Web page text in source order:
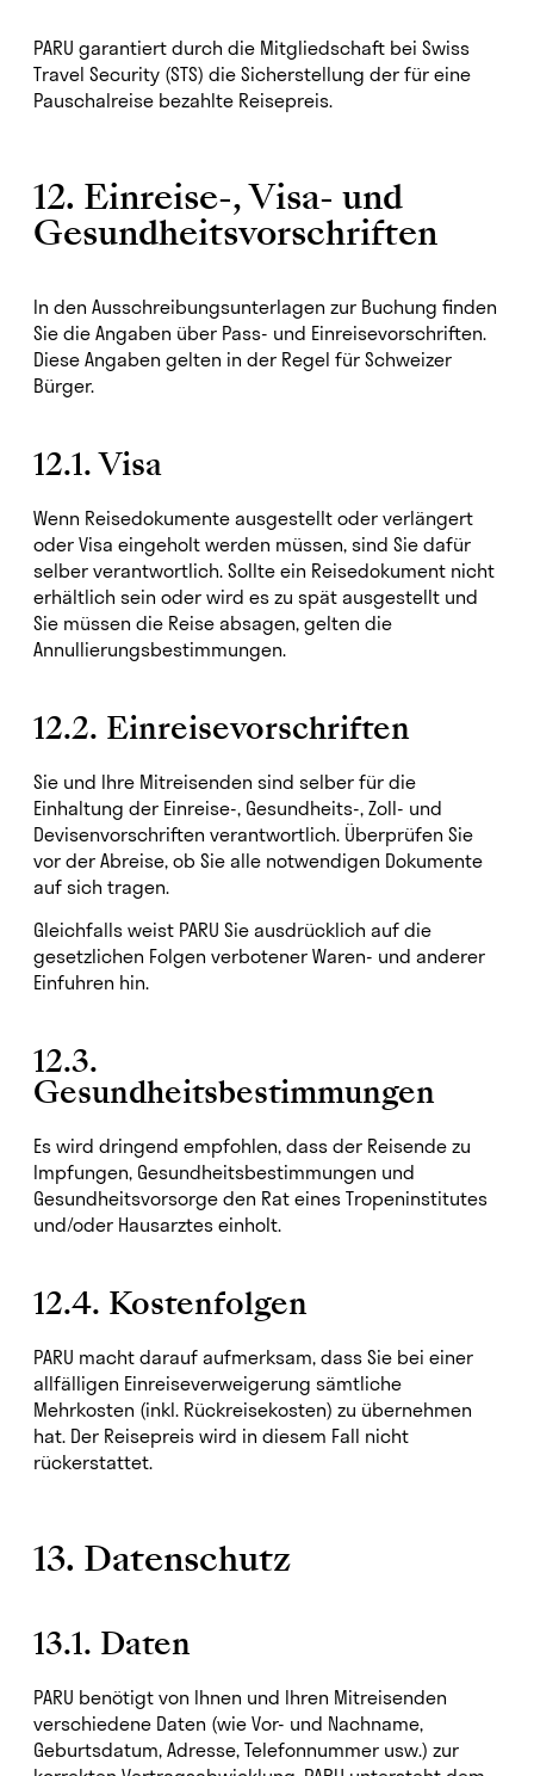
PARU garantiert durch die Mitgliedschaft bei Swiss
Travel Security (STS) die Sicherstellung der für eine
Pauschalreise bezahlte Reisepreis.
12. Einreise-, Visa- und
Gesundheitsvorschriften
In den Ausschreibungsunterlagen zur Buchung finden
Sie die Angaben über Pass- und Einreisevorschriften.
Diese Angaben gelten in der Regel für Schweizer
Bürger.
12.1. Visa
Wenn Reisedokumente ausgestellt oder verlängert
oder Visa eingeholt werden müssen, sind Sie dafür
selber verantwortlich. Sollte ein Reisedokument nicht
erhältlich sein oder wird es zu spät ausgestellt und
Sie müssen die Reise absagen, gelten die
Annullierungsbestimmungen.
12.2. Einreisevorschriften
Sie und Ihre Mitreisenden sind selber für die
Einhaltung der Einreise-, Gesundheits-, Zoll- und
Devisenvorschriften verantwortlich. Überprüfen Sie
vor der Abreise, ob Sie alle notwendigen Dokumente
auf sich tragen.
Gleichfalls weist PARU Sie ausdrücklich auf die
gesetzlichen Folgen verbotener Waren- und anderer
Einfuhren hin.
12.3.
Gesundheitsbestimmungen
Es wird dringend empfohlen, dass der Reisende zu
Impfungen, Gesundheitsbestimmungen und
Gesundheitsvorsorge den Rat eines Tropeninstitutes
und/oder Hausarztes einholt.
12.4. Kostenfolgen
PARU macht darauf aufmerksam, dass Sie bei einer
allfälligen Einreiseverweigerung sämtliche
Mehrkosten (inkl. Rückreisekosten) zu übernehmen
hat. Der Reisepreis wird in diesem Fall nicht
rückerstattet.
13. Datenschutz
13.1. Daten
PARU benötigt von Ihnen und Ihren Mitreisenden
verschiedene Daten (wie Vor- und Nachname,
Geburtsdatum, Adresse, Telefonnummer usw.) zur